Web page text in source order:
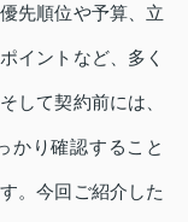
先順位や予算、立
イントなど、多く
して契約前には、
かり確認すること
。今回ご紹介した